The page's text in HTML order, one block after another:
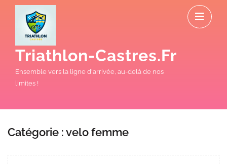
Triathlon-Castres.fr
Ensemble vers la ligne d'arrivée, au-delà de nos
limites !
Catégorie :velo femme